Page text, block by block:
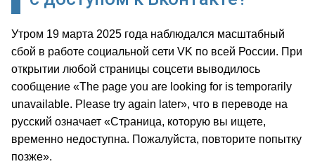
Утром 19 марта 2025 года наблюдался масштабный
сбой в работе социальной сети VK по всей России. При
открытии любой страницы соцсети выводилось
сообщение «The page you are looking for is temporarily
unavailable. Please try again later», что в переводе на
русский означает «Страница, которую вы ищете,
временно недоступна. Пожалуйста, повторите попытку
позже».